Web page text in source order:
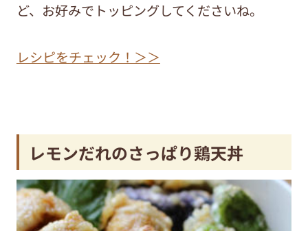
ど、お好みでトッピングしてくださいね。
レシピをチェック！＞＞
レモンだれのさっぱり鶏天丼